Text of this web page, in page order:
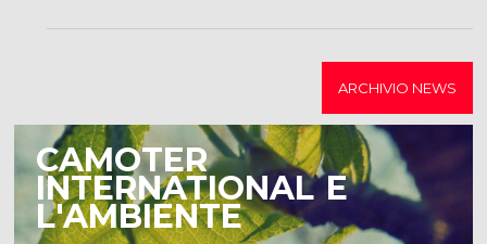
ARCHIVIO NEWS
CAMOTER
INTERNATIONAL E
L'AMBIENTE